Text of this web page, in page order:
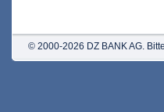
© 2000-2026 DZ BANK AG.